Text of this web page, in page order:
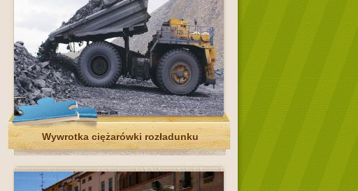
Wywrotka ciężarówki rozładunku